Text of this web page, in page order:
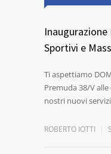
Inaugurazione
Sportivi e
Ti aspettiamo
Premuda 38/V
nostri nuovi
ROBERTO IOTTI